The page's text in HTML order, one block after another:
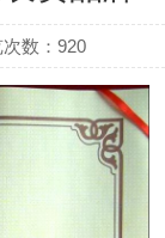
次数：920